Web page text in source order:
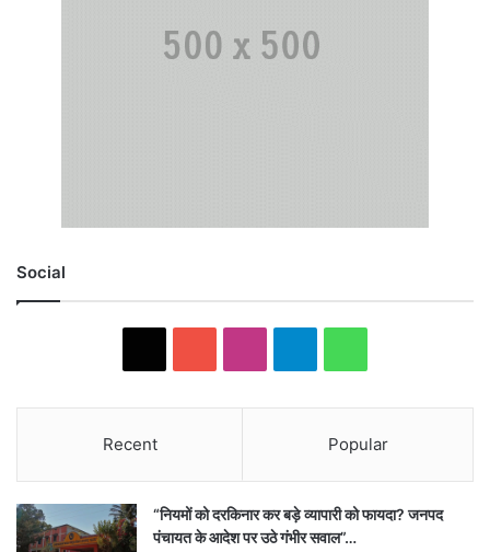
Social
Recent Popular
“नियमों को दरकिनार कर बड़े व्यापारी को फायदा? जनपद
पंचायत के आदेश पर उठे गंभीर सवाल”…